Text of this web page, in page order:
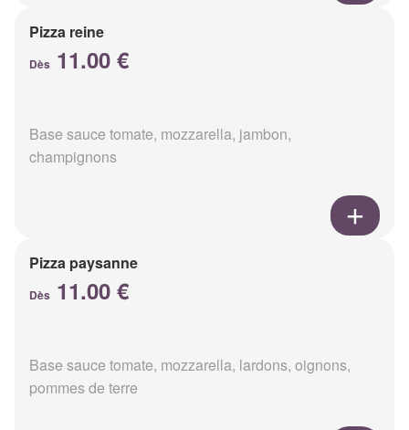
Pizza reine
Dès 11.00 €
Base sauce tomate, mozzarella, jambon,
champignons
Pizza paysanne
Dès 11.00 €
Base sauce tomate, mozzarella, lardons, oignons,
pommes de terre